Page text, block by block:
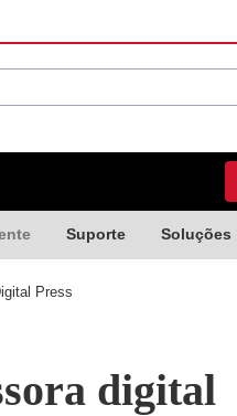
Suporte Soluções
Press
digital